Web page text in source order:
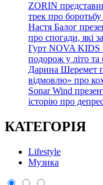
ZORIN
трек про
Настя Балог
про спогади, які
Гурт NOVA KIDS
подорож у літо та
Дарина Шеремет
відмовлю» про
Sonar Wind
історію про
КАТЕГОРІЯ
Lifestyle
Музика